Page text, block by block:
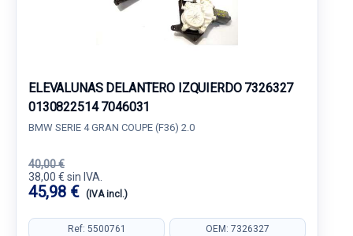
ELEVALUNAS DELANTERO IZQUIERDO 7326327
0130822514 7046031
BMW SERIE 4 GRAN COUPE (F36) 2.0
40,00 €
38,00 € sin IVA.
45,98 € (IVA incl.)
Ref: 5500761 OEM: 7326327